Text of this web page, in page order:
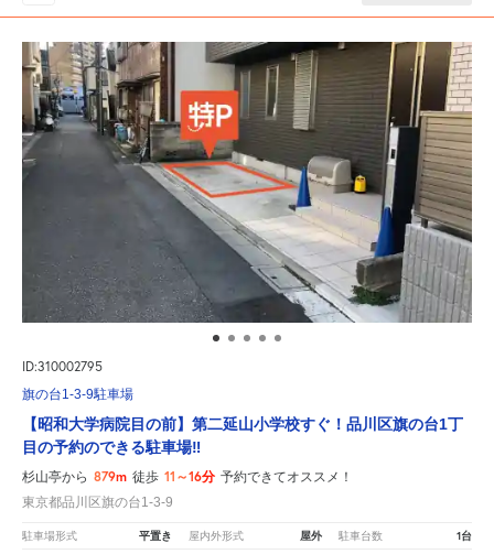
ID:310002795
旗の台1-3-9駐車場
【昭和大学病院目の前】第二延山小学校すぐ！品川区旗の台1丁
目の予約のできる駐車場‼
杉山亭から 879m 徒歩 11～16分 予約できてオススメ！
東京都品川区旗の台1-3-9
駐車場形式 平置き 屋内外形式 屋外 駐車台数 1台